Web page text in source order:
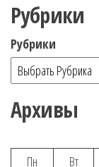
Рубрики
Рубрики
Архивы
Пн
Вт